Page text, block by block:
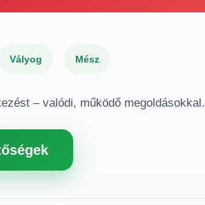
Vályog Mész
– valódi, működő megoldásokkal.